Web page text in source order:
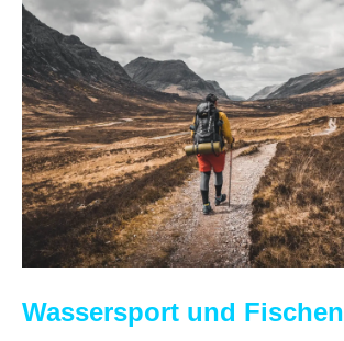
Wassersport und Fischen